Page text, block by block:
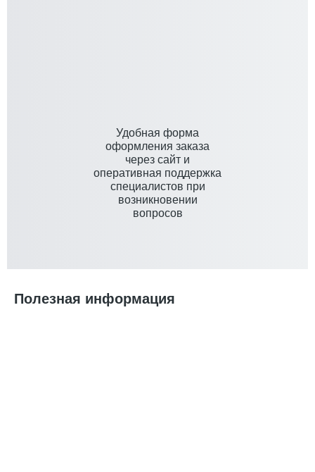
Удобная форма
оформления заказа
через сайт и
оперативная поддержка
специалистов при
возникновении
вопросов
Полезная информация